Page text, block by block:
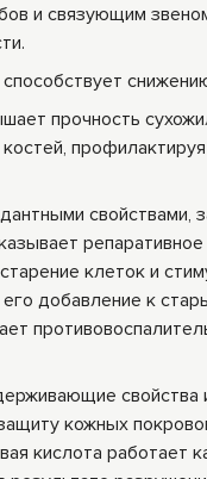
и связующим
прочность
свойствами,
репаративное
клеток и
добавление к
свойства
кожных
кислота работает